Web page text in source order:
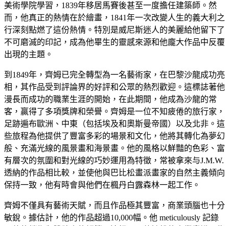
美術學院學習，1839年移居馬賽後甚至一度擔任建築師。然
而，他真正的熱情在於繪畫，1841年一次改變人生的義大利之
行深刻點燃了這份熱情。特別是威尼斯迷人的美麗給他留下了
不可磨滅的印記，成為他畢生的靈感來源和他龐大作品中反覆
出現的主題。
到1849年，齊姆已完全轉型為一名藝術家，在巴黎沙龍成功亮
相，其作品受到評論界的好評和公眾的熱烈歡迎。這標誌著他
漫長而成功的職業生涯的開始，在此期間，他成為沙龍的常
客，贏得了多項獎牌和榮譽。齊姆是一位不知疲倦的旅行家，
足跡遍布歐洲、中東（包括埃及和奧斯曼帝國）以及北非。這
些旅程為他提供了豐富多彩的場景和文化，他將其轉化為夢幻
般、充滿光線的風景畫和海景畫。他的風格以鮮豔的色彩、富
有層次的氛圍和對光線的巧妙運用為特徵，常被拿來与J.M.W.
透納的作品相比較，並使他與巴比松畫派畫家的自然主義傾向
保持一致，他有時會與他們在楓丹白露森林一起工作。
齊姆不僅具有藝術天賦，而且作品極其豐富，商業頭腦也十分
敏銳。據估計，他的作品超過10,000幅。他 meticulously 記錄